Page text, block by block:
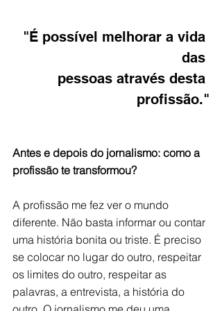
"É possível melhorar a vida
das
pessoas através desta
profissão."
Antes e depois do jornalismo: como a
profissão te transformou?
A profissão me fez ver o mundo
diferente. Não basta informar ou contar
uma história bonita ou triste. É preciso
se colocar no lugar do outro, respeitar
os limites do outro, respeitar as
palavras, a entrevista, a história do